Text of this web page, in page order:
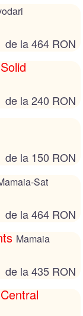
de la 464 RON
de la 240 RON
de la 150 RON
Sat
de la 464 RON
Mamaia
de la 435 RON